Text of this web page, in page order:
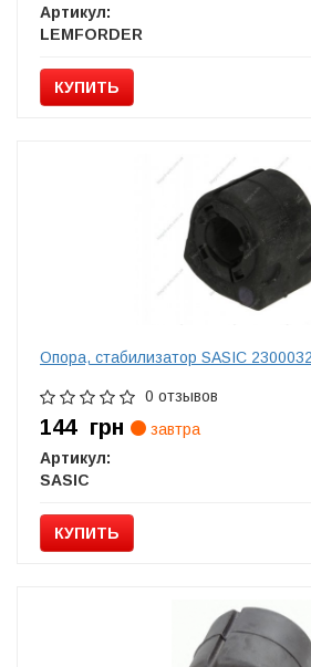
Артикул:
LEMFORDER
КУПИТЬ
Опора, стабилизатор SASIC 2300032
0 отзывов
144 грн
завтра
Артикул:
SASIC
КУПИТЬ